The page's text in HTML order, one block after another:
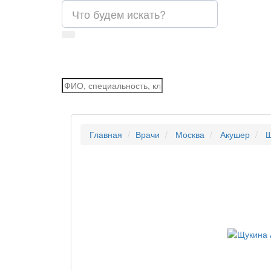
Главная
Врачи Москва Акушер